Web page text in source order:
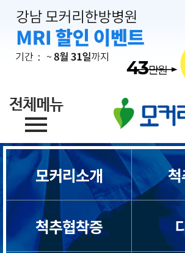
모커리소개
척추협착증